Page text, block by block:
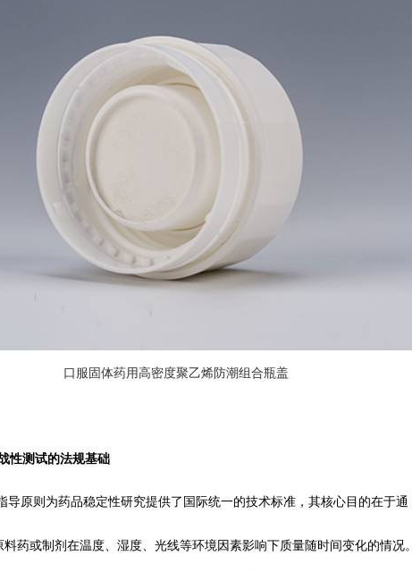
口服固体药用高密度聚乙烯防潮组合瓶盖
性测试的法规基础
导原则为药品稳定性研究提供了国际统一的技术标准，其核心目的在于通
药或制剂在温度、湿度、光线等环境因素影响下质量随时间变化的情况。